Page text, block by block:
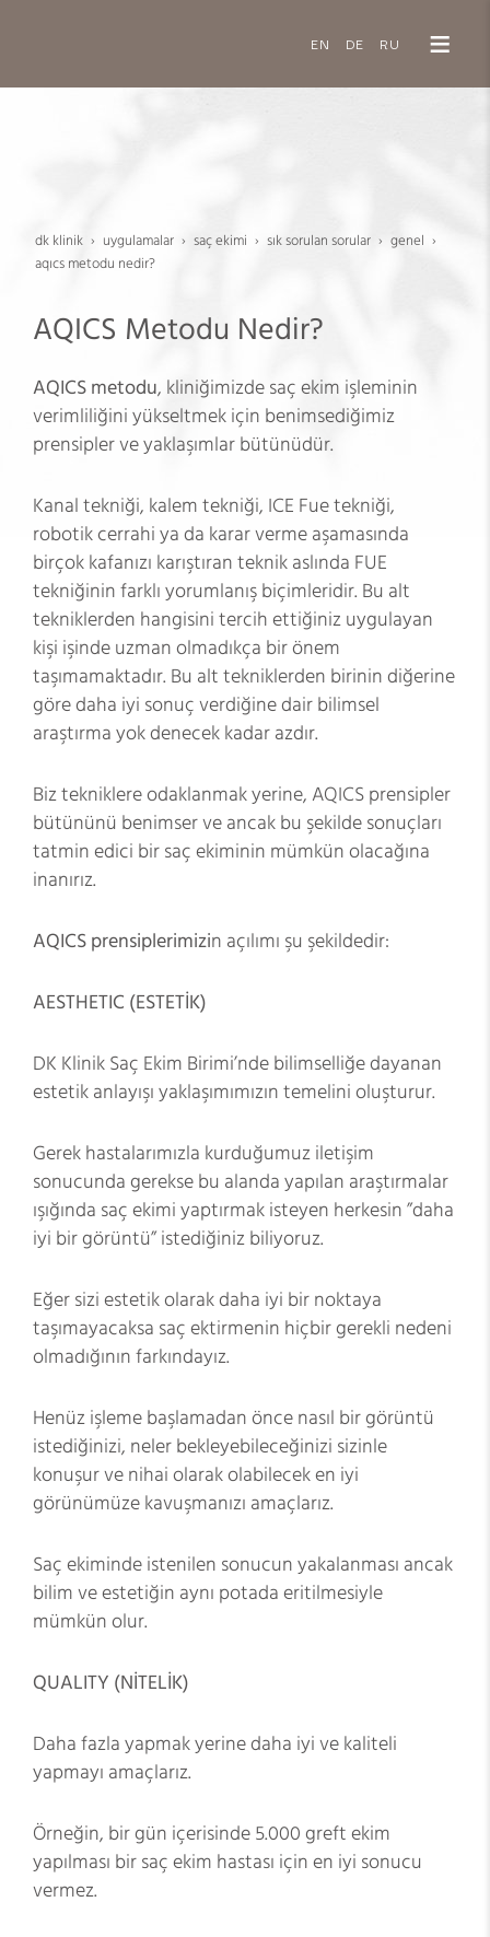
EN DE RU
dk klinik uygulamalar saç eki̇mi̇ sik sorulan sorular
genel
aqics metodu nedir?
AQICS Metodu Nedir?
AQICS metodu, kliniğimizde saç ekim işleminin
verimliliğini yükseltmek için benimsediğimiz
prensipler ve yaklaşımlar bütünüdür.
Kanal tekniği, kalem tekniği, ICE Fue tekniği,
robotik cerrahi ya da karar verme aşamasında
birçok kafanızı karıştıran teknik aslında FUE
tekniğinin farklı yorumlanış biçimleridir. Bu alt
tekniklerden hangisini tercih ettiğiniz uygulayan
kişi işinde uzman olmadıkça bir önem
taşımamaktadır. Bu alt tekniklerden birinin diğerine
göre daha iyi sonuç verdiğine dair bilimsel
araştırma yok denecek kadar azdır.
Biz tekniklere odaklanmak yerine, AQICS prensipler
bütününü benimser ve ancak bu şekilde sonuçları
tatmin edici bir saç ekiminin mümkün olacağına
inanırız.
AQICS prensiplerimizin açılımı şu şekildedir:
AESTHETIC (ESTETİK)
DK Klinik Saç Ekim Birimi’nde bilimselliğe dayanan
estetik anlayışı yaklaşımımızın temelini oluşturur.
Gerek hastalarımızla kurduğumuz iletişim
sonucunda gerekse bu alanda yapılan araştırmalar
ışığında saç ekimi yaptırmak isteyen herkesin ”daha
iyi bir görüntü” istediğiniz biliyoruz.
Eğer sizi estetik olarak daha iyi bir noktaya
taşımayacaksa saç ektirmenin hiçbir gerekli nedeni
olmadığının farkındayız.
Henüz işleme başlamadan önce nasıl bir görüntü
istediğinizi, neler bekleyebileceğinizi sizinle
konuşur ve nihai olarak olabilecek en iyi
görünümüze kavuşmanızı amaçlarız.
Saç ekiminde istenilen sonucun yakalanması ancak
bilim ve estetiğin aynı potada eritilmesiyle
mümkün olur.
QUALITY (NİTELİK)
Daha fazla yapmak yerine daha iyi ve kaliteli
yapmayı amaçlarız.
Örneğin, bir gün içerisinde 5.000 greft ekim
yapılması bir saç ekim hastası için en iyi sonucu
vermez.